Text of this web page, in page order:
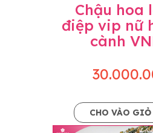
Chậu hoa
điệp vip nữ
cành
CHO VÀO GIỎ